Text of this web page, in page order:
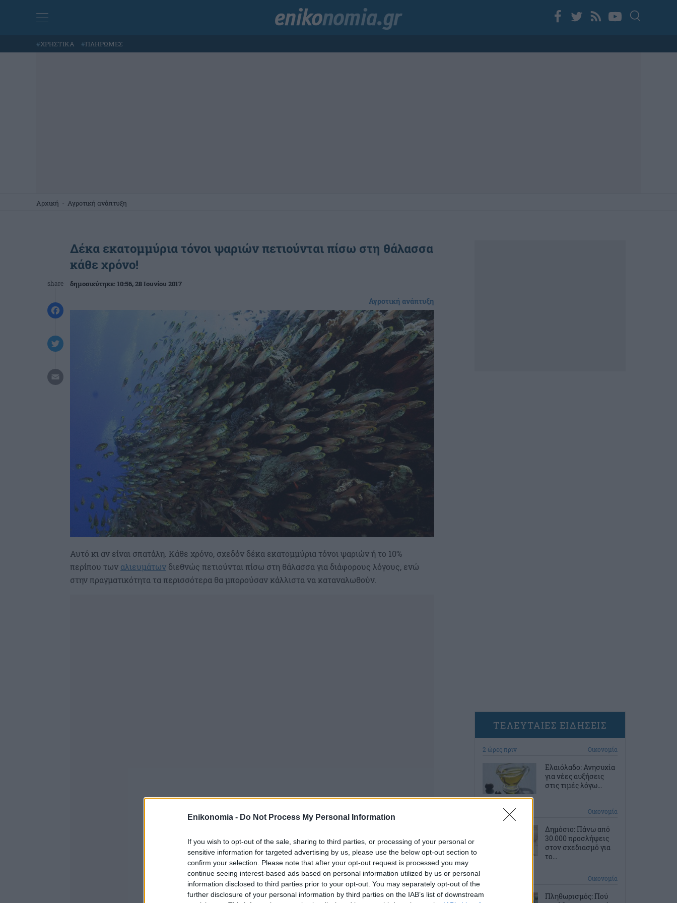
Enikonomia - Do Not Process My Personal Information
If you wish to opt-out of the sale, sharing to third parties, or processing of your personal or
sensitive information for targeted advertising by us, please use the below opt-out section to
confirm your selection. Please note that after your opt-out request is processed you may
continue seeing interest-based ads based on personal information utilized by us or personal
information disclosed to third parties prior to your opt-out. You may separately opt-out of the
further disclosure of your personal information by third parties on the IAB’s list of downstream
#ΧΡΗΣΤΙΚΑ #ΠΛΗΡΩΜΕΣ
Αρχική - Αγροτική ανάπτυξη
share
Δέκα εκατομμύρια τόνοι ψαριών πετιούνται πίσω στη θάλασσα
κάθε χρόνο!
δημοσιεύτηκε:10:56, 28 Ιουνίου 2017
Αγροτική ανάπτυξη
Αυτό κι αν είναι σπατάλη. Κάθε χρόνο, σχεδόν δέκα εκατομμύρια τόνοι ψαριών ή το 10%
περίπου των αλιευμάτων διεθνώς πετιούνται πίσω στη θάλασσα για διάφορους λόγους, ενώ
στην πραγματικότητα τα περισσότερα θα μπορούσαν κάλλιστα να καταναλωθούν.
ΤΕΛΕΥΤΑΙΕΣ ΕΙΔΗΣΕΙΣ
2 ώρες πριν Οικονομία
Ελαιόλαδο: Ανησυχία
για νέες αυξήσεις
στις τιμές λόγω...
2 ώρες πριν Οικονομία
Δημόσιο: Πάνω από
30.000 προσλήψεις
στον σχεδιασμό για
το...
Οικονομία
Πληθωρισμός: Πού